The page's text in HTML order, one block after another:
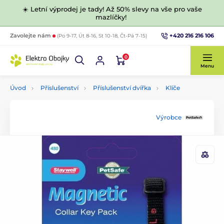
☀️ Letní výprodej je tady! Až 50% slevy na vše pro vaše
mazlíčky!
Zavolejte nám (Po 9-17, Út 8-16, St 10-18, Čt-Pá 7-15) +420 216 216 106
0
Menu
Úvod Příslušenství Příslušenství dvířka Klíče
Výrobce